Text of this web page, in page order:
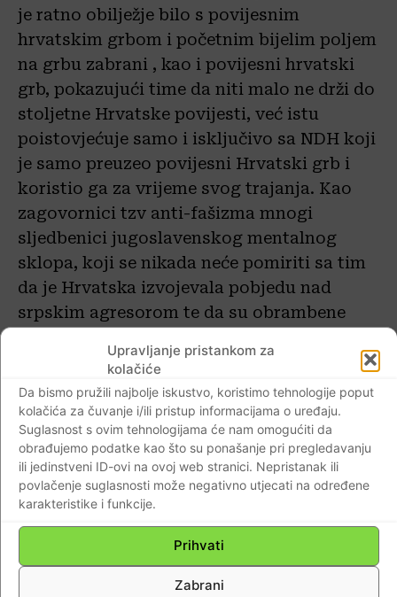
Upravljanje pristankom za
kolačiće
Da bismo pružili najbolje iskustvo, koristimo tehnologije poput
kolačića za čuvanje i/ili pristup informacijama o uređaju.
Suglasnost s ovim tehnologijama će nam omogućiti da
obrađujemo podatke kao što su ponašanje pri pregledavanju
ili jedinstveni ID-ovi na ovoj web stranici. Nepristanak ili
povlačenje suglasnosti može negativno utjecati na određene
karakteristike i funkcije.
Prihvati
Zabrani
je ratno obilježje bilo s povijesnim
hrvatskim grbom i početnim bijelim poljem
na grbu zabrani , kao i povijesni hrvatski
grb, pokazujući time da niti malo ne drži do
stoljetne Hrvatske povijesti, već istu
poistovjećuje samo i isključivo sa NDH koji
je samo preuzeo povijesni Hrvatski grb i
koristio ga za vrijeme svog trajanja. Kao
zagovornici tzv anti-fašizma mnogi
sljedbenici jugoslavenskog mentalnog
sklopa, koji se nikada neće pomiriti sa tim
da je Hrvatska izvojevala pobjedu nad
srpskim agresorom te da su obrambene
hrvatske vojske, mnogi od tih protivnika
Hrvatske, branitelje HOS-a nepravedno
nazivaju crnim ustašama , a ne hrvatskim
obrambenim snagama koje su svim srcem
branile i obranile Hrvatsku od brutalne
srpske agresije.
POGLEDAJTE VIDEO-KAKO JE TO
IZGLEDALO 1990. godine…